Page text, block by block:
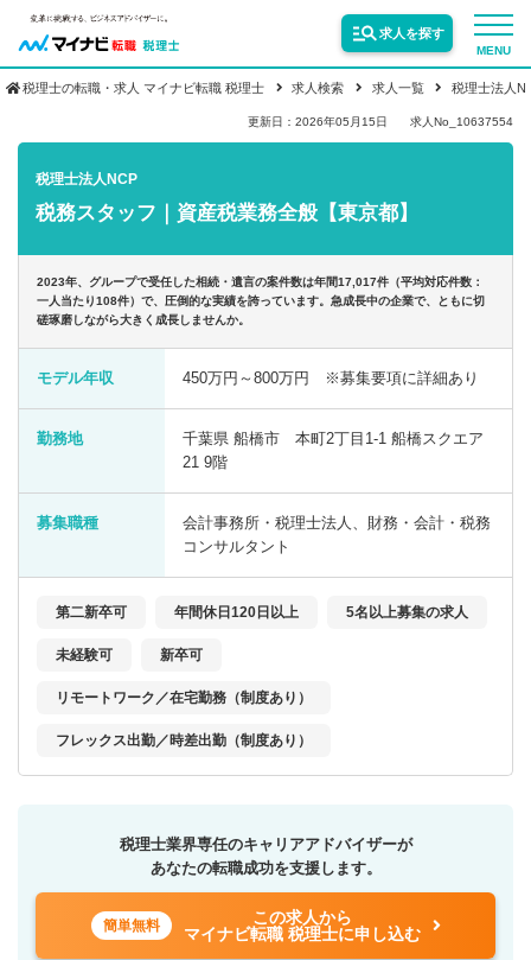
MENU
求人を探す
転職お役立ち情報
業界情報
税理士の転職・求人 マイナビ転職 税理士 求人検索 求人一覧 税理士法人
更新日：2026年05月15日 求人No_10637554
税理士法人NCP
税務スタッフ｜資産税業務全般【東京都】
2023年、グループで受任した相続・遺言の案件数は年間17,017件（平均対応件数：
一人当たり108件）で、圧倒的な実績を誇っています。急成長中の企業で、ともに切
磋琢磨しながら大きく成長しませんか。
モデル年収 450万円～800万円 ※募集要項に詳細あり
勤務地
千葉県 船橋市 本町2丁目1-1 船橋スクエア
21 9階
募集職種
会計事務所・税理士法人、財務・会計・税務
コンサルタント
第二新卒可 年間休日120日以上 5名以上募集の求人
未経験可 新卒可
リモートワーク／在宅勤務（制度あり）
フレックス出勤／時差出勤（制度あり）
税理士業界専任のキャリアアドバイザーが
あなたの転職成功を支援します。
簡単無料
この求人から
マイナビ転職 税理士に申し込む